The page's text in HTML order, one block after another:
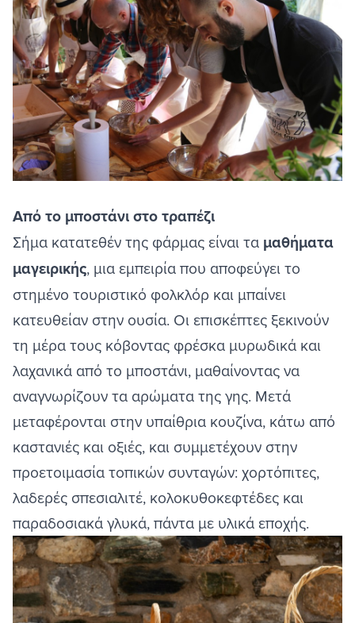
Από το μποστάνι στο τραπέζι
Σήμα κατατεθέν της φάρμας είναι τα μαθήματα
μαγειρικής, μια εμπειρία που αποφεύγει το
στημένο τουριστικό φολκλόρ και μπαίνει
κατευθείαν στην ουσία. Οι επισκέπτες ξεκινούν
τη μέρα τους κόβοντας φρέσκα μυρωδικά και
λαχανικά από το μποστάνι, μαθαίνοντας να
αναγνωρίζουν τα αρώματα της γης. Μετά
μεταφέρονται στην υπαίθρια κουζίνα, κάτω από
καστανιές και οξιές, και συμμετέχουν στην
προετοιμασία τοπικών συνταγών: χορτόπιτες,
λαδερές σπεσιαλιτέ, κολοκυθοκεφτέδες και
παραδοσιακά γλυκά, πάντα με υλικά εποχής.